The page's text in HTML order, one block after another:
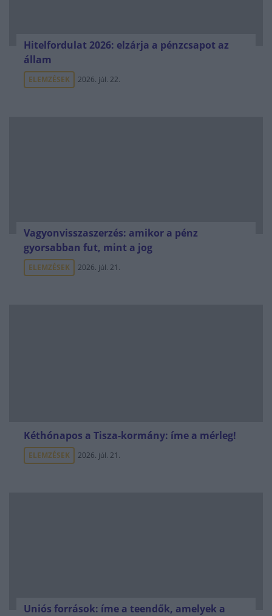
Hitelfordulat 2026: elzárja a pénzcsapot az
állam
ELEMZÉSEK 2026. júl. 22.
Vagyonvisszaszerzés: amikor a pénz
gyorsabban fut, mint a jog
ELEMZÉSEK 2026. júl. 21.
Kéthónapos a Tisza-kormány: íme a mérleg!
ELEMZÉSEK 2026. júl. 21.
Uniós források: íme a teendők, amelyek a